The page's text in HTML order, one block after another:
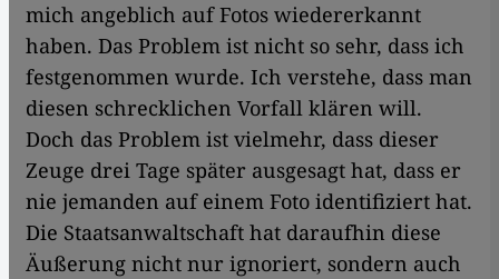
mich angeblich auf Fotos wiedererkannt
haben. Das Problem ist nicht so sehr, dass ich
festgenommen wurde. Ich verstehe, dass man
diesen schrecklichen Vorfall klären will.
Doch das Problem ist vielmehr, dass dieser
Zeuge drei Tage später ausgesagt hat, dass er
nie jemanden auf einem Foto identifiziert hat.
Die Staatsanwaltschaft hat daraufhin diese
Äußerung nicht nur ignoriert, sondern auch